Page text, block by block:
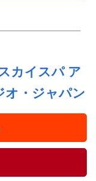
カイスパ ア
オ・ジャパン